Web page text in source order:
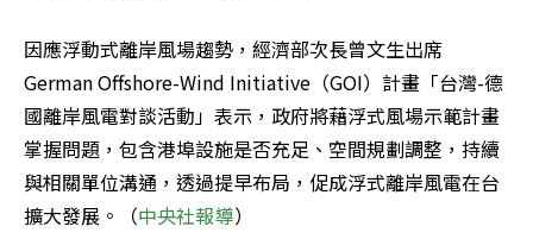
因應浮動式離岸風場趨勢，經濟部次長曾文生出席
German Offshore-Wind Initiative（GOI）計畫「台灣-德
國離岸風電對談活動」表示，政府將藉浮式風場示範計畫
掌握問題，包含港埠設施是否充足、空間規劃調整，持續
與相關單位溝通，透過提早布局，促成浮式離岸風電在台
擴大發展。（中央社報導）